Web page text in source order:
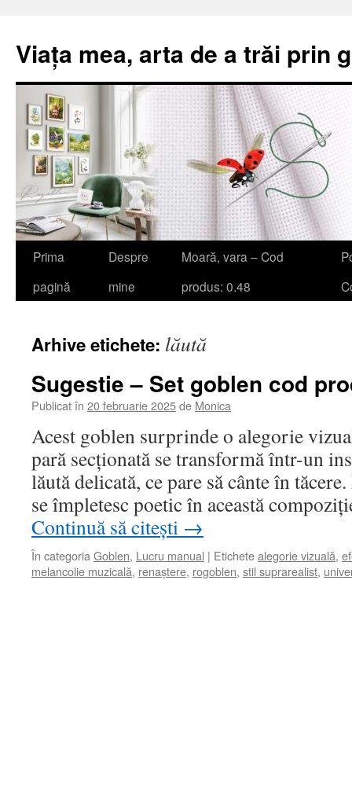
Viața mea, arta de a trăi prin
Sari
Prima
pagină
Despre
mine
Moară, vara – Cod
produs: 0.48
Arhive etichete: lăută
Sugestie – Set goblen cod
Publicat în 20 februarie 2025de Monica
Acest goblen surprinde o alegorie
pară secționată se transformă într-un
lăută delicată, ce pare să cânte în
se împletesc poetic în această
Continuă să citești →
În categoria Goblen, Lucru manual | Etichetealegorie vizuală,
melancolie muzicală, renaștere, rogoblen, stil suprarealist,